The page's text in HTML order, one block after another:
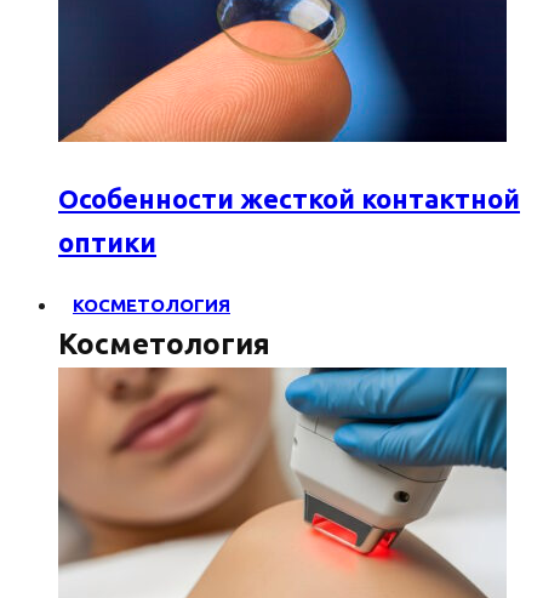
Особенности жесткой контактной
оптики
КОСМЕТОЛОГИЯ
Косметология